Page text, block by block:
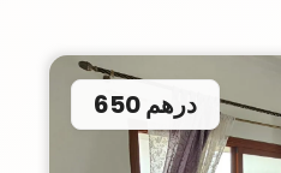
650 درهم